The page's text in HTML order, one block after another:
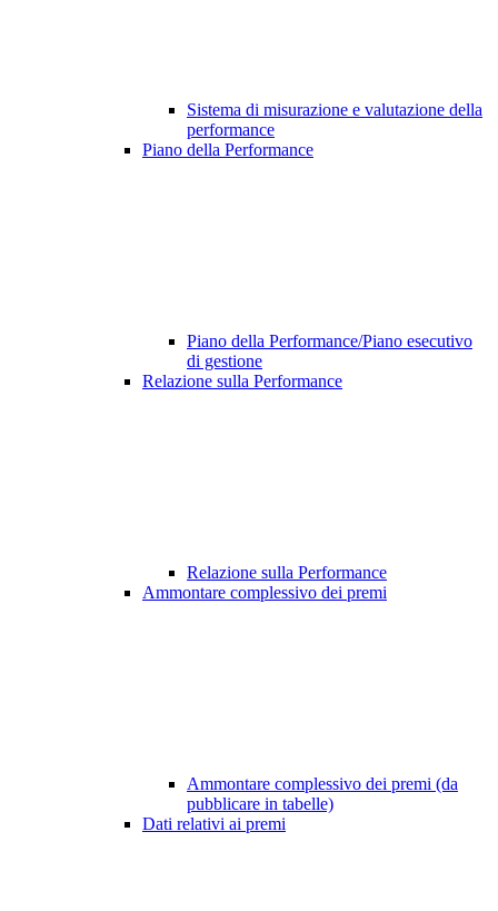
Sistema di misurazione e valutazione della
performance
Piano della Performance
Piano della Performance/Piano esecutivo
di gestione
Relazione sulla Performance
Relazione sulla Performance
Ammontare complessivo dei premi
Ammontare complessivo dei premi (da
pubblicare in tabelle)
Dati relativi ai premi